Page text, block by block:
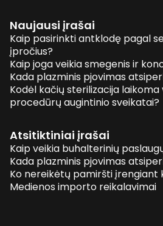
Naujausi įrašai
Kaip pasirinkti antklodę pagal
įpročius?
Kaip joga veikia smegenis ir
Kada plazminis pjovimas
Kodėl kačių sterilizacija laikoma
procedūrų augintinio sveikatai?
Atsitiktiniai įrašai
Kaip veikia buhalterinių
Kada plazminis pjovimas
Ko nereikėtų pamiršti įrengiant
Medienos importo reikalavimai